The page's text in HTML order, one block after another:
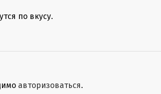
по вкусу.
авторизоваться.